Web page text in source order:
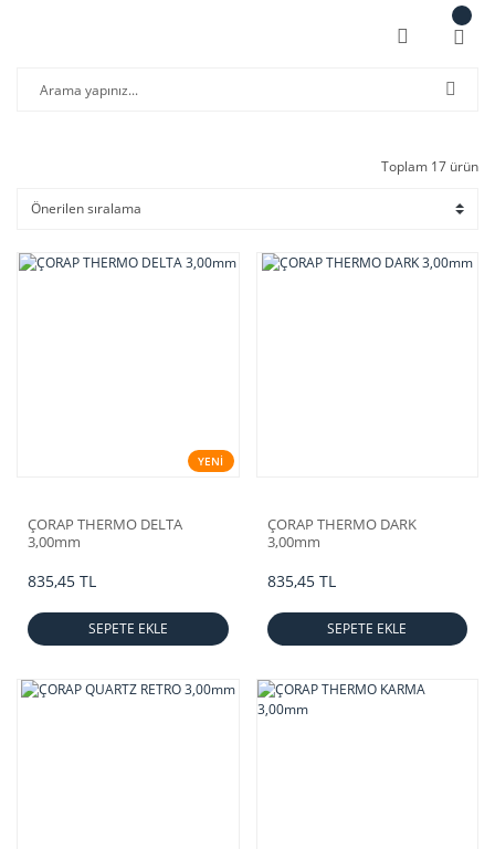
Toplam 17 ürün
YENİ
ÇORAP THERMO DELTA
3,00mm
835,45 TL
SEPETE EKLE
ÇORAP THERMO DARK
3,00mm
835,45 TL
SEPETE EKLE